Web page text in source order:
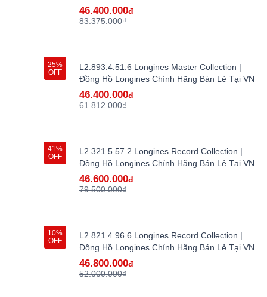
46.400.000đ
83.375.000₫
25%
OFF
L2.893.4.51.6 Longines Master Collection |
Đồng Hồ Longines Chính Hãng Bán Lẻ Tại VN
46.400.000đ
61.812.000₫
41%
OFF
L2.321.5.57.2 Longines Record Collection |
Đồng Hồ Longines Chính Hãng Bán Lẻ Tại VN
46.600.000đ
79.500.000₫
10%
OFF
L2.821.4.96.6 Longines Record Collection |
Đồng Hồ Longines Chính Hãng Bán Lẻ Tại VN
46.800.000đ
52.000.000₫